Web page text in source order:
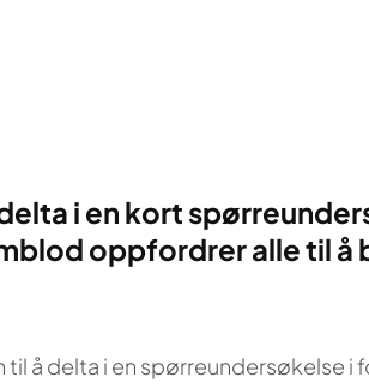
i en kort
oppfordrer alle til å
å delta i en spørreundersøkelse